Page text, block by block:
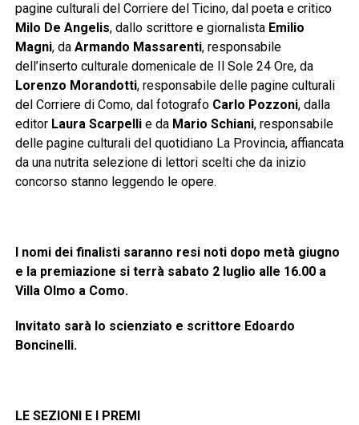
pagine culturali del Corriere del Ticino, dal poeta e critico
Milo De Angelis, dallo scrittore e giornalista Emilio
Magni, da Armando Massarenti, responsabile
dell’inserto culturale domenicale de Il Sole 24 Ore, da
Lorenzo Morandotti, responsabile delle pagine culturali
del Corriere di Como, dal fotografo Carlo Pozzoni, dalla
editor Laura Scarpellie da Mario Schiani, responsabile
delle pagine culturali del quotidiano La Provincia, affiancata
da una nutrita selezione di lettori scelti che da inizio
concorso stanno leggendo le opere.
I nomi dei finalisti saranno resi noti dopo metà giugno
e la premiazione si terrà sabato 2 luglio alle 16.00 a
Villa Olmo a Como.
Invitato sarà lo scienziato e scrittore Edoardo
Boncinelli.
LE SEZIONI E I PREMI